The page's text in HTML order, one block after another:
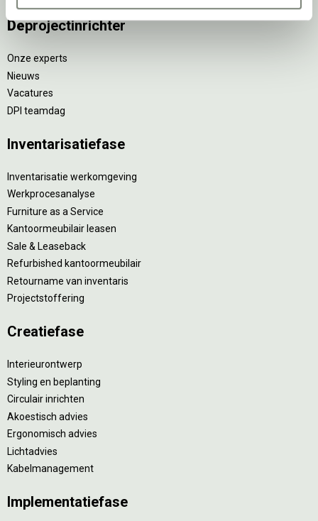
Deprojectinrichter
Onze experts
Nieuws
Vacatures
DPI teamdag
Inventarisatiefase
Inventarisatie werkomgeving
Werkprocesanalyse
Furniture as a Service
Kantoormeubilair leasen
Sale & Leaseback
Refurbished kantoormeubilair
Retourname van inventaris
Projectstoffering
Creatiefase
Interieurontwerp
Styling en beplanting
Circulair inrichten
Akoestisch advies
Ergonomisch advies
Lichtadvies
Kabelmanagement
Implementatiefase